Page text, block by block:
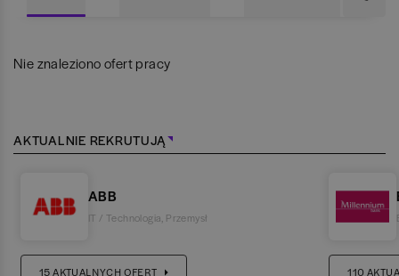
Nie znaleziono ofert pracy
AKTUALNIE REKRUTUJĄ
ABB
IT / Technologia Przemysł
15AKTUALNYCH OFERT 110